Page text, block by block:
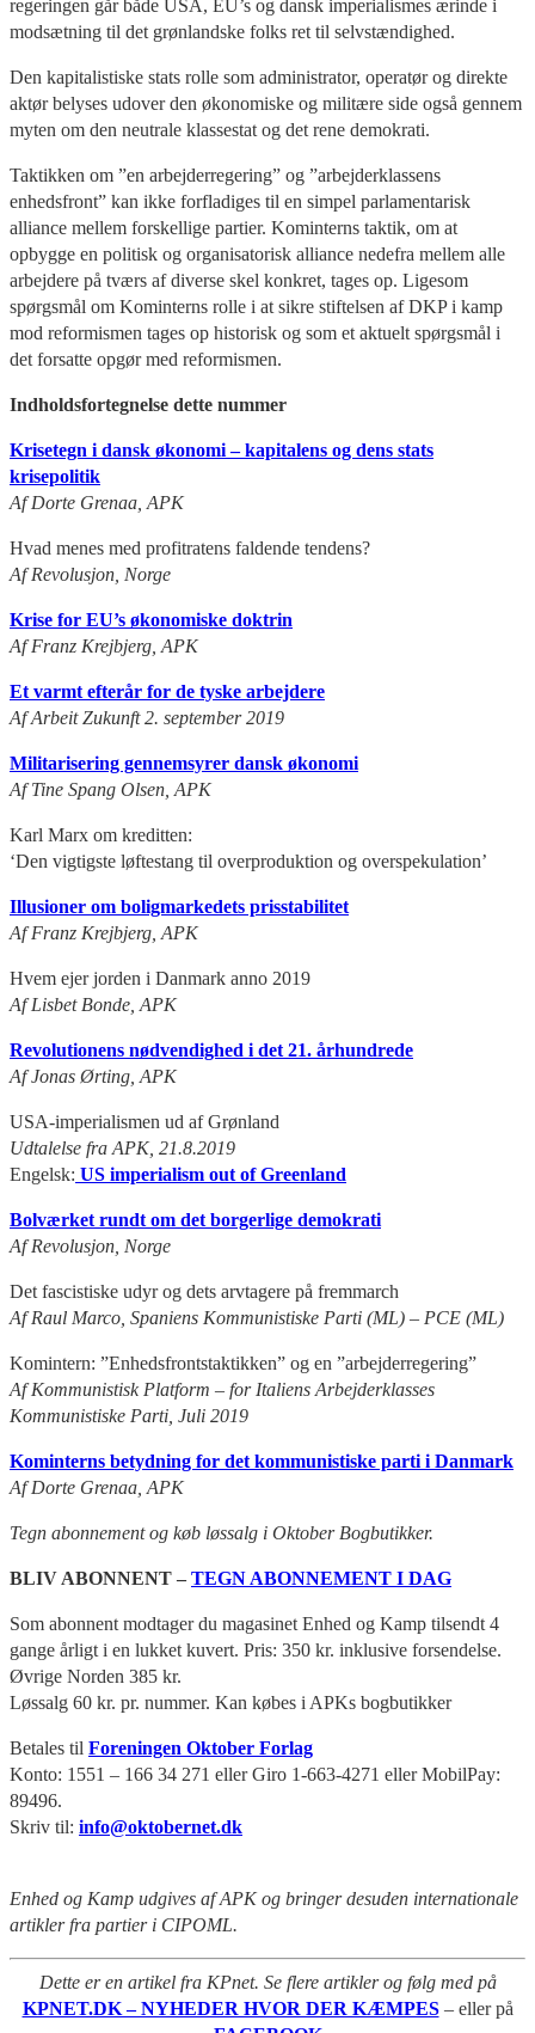
regeringen går både USA, EU’s og dansk imperialismes ærinde i
modsætning til det grønlandske folks ret til selvstændighed.
Den kapitalistiske stats rolle som administrator, operatør og direkte
aktør belyses udover den økonomiske og militære side også gennem
myten om den neutrale klassestat og det rene demokrati.
Taktikken om ”en arbejderregering” og ”arbejderklassens
enhedsfront” kan ikke forfladiges til en simpel parlamentarisk
alliance mellem forskellige partier. Kominterns taktik, om at
opbygge en politisk og organisatorisk alliance nedefra mellem alle
arbejdere på tværs af diverse skel konkret, tages op. Ligesom
spørgsmål om Kominterns rolle i at sikre stiftelsen af DKP i kamp
mod reformismen tages op historisk og som et aktuelt spørgsmål i
det forsatte opgør med reformismen.
Indholdsfortegnelse dette nummer
Krisetegn i dansk økonomi – kapitalens og dens stats
krisepolitik
Af Dorte Grenaa, APK
Hvad menes med profitratens faldende tendens?
Af Revolusjon, Norge
Krise for EU’s økonomiske doktrin
Af Franz Krejbjerg, APK
Et varmt efterår for de tyske arbejdere
Af Arbeit Zukunft 2. september 2019
Militarisering gennemsyrer dansk økonomi
Af Tine Spang Olsen, APK
Karl Marx om kreditten:
‘Den vigtigste løftestang til overproduktion og overspekulation’
Illusioner om boligmarkedets prisstabilitet
Af Franz Krejbjerg, APK
Hvem ejer jorden i Danmark anno 2019
Af Lisbet Bonde, APK
Revolutionens nødvendighed i det 21. århundrede
Af Jonas Ørting, APK
USA-imperialismen ud af Grønland
Udtalelse fra APK, 21.8.2019
Engelsk: US imperialism out of Greenland
Bolværket rundt om det borgerlige demokrati
Af Revolusjon, Norge
Det fascistiske udyr og dets arvtagere på fremmarch
Af Raul Marco, Spaniens Kommunistiske Parti (ML) – PCE (ML)
Komintern: ”Enhedsfrontstaktikken” og en ”arbejderregering”
Af Kommunistisk Platform – for Italiens Arbejderklasses
Kommunistiske Parti, Juli 2019
Kominterns betydning for det kommunistiske parti i Danmark
Af Dorte Grenaa, APK
Tegn abonnement og køb løssalg i Oktober Bogbutikker.
BLIV ABONNENT – TEGN ABONNEMENT I DAG
Som abonnent modtager du magasinet Enhed og Kamp tilsendt 4
gange årligt i en lukket kuvert. Pris: 350 kr. inklusive forsendelse.
Øvrige Norden 385 kr.
Løssalg 60 kr. pr. nummer. Kan købes i APKs bogbutikker
Betales til Foreningen Oktober Forlag
Konto: 1551 – 166 34 271 eller Giro 1-663-4271 eller MobilPay:
89496.
Skriv til: info@oktobernet.dk
Enhed og Kamp udgives af APK og bringer desuden internationale
artikler fra partier i CIPOML.
Dette er en artikel fra KPnet. Se flere artikler og følg med på
KPNET.DK – NYHEDER HVOR DER KÆMPES – eller på